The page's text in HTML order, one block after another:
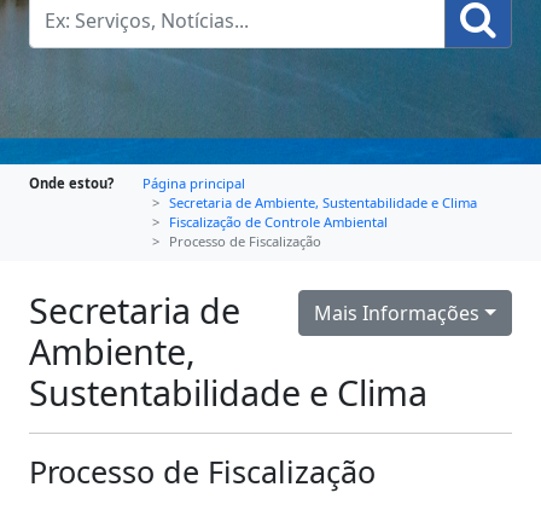
Onde estou?
Página principal
Secretaria de Ambiente, Sustentabilidade e Clima
Fiscalização de Controle Ambiental
Processo de Fiscalização
Mais Informações
Secretaria de
Ambiente,
Sustentabilidade e Clima
Processo de Fiscalização